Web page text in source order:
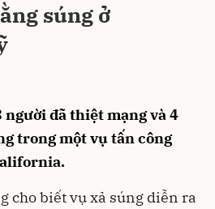
súng ở
đã thiệt mạng và 4
trong một vụ tấn công
cho biết vụ xả súng diễn ra
Hủy Gửi